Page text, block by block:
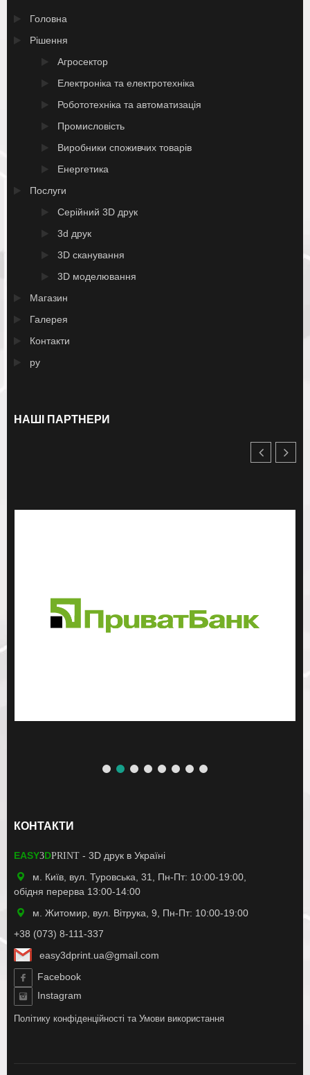
Головна
Рішення
Агросектор
Електроніка та електротехніка
Робототехніка та автоматизація
Промисловість
Виробники споживчих товарів
Енергетика
Послуги
Серійний 3D друк
3d друк
3D сканування
3D моделювання
Магазин
Галерея
Контакти
ру
НАШІ ПАРТНЕРИ
КОНТАКТИ
EASY3DPRINT - 3D друк в Україні
м. Київ, вул. Туровська, 31, Пн-Пт: 10:00-19:00,
обідня перерва 13:00-14:00
м. Житомир, вул. Вітрука, 9, Пн-Пт: 10:00-19:00
+38 (073) 8-111-337
easy3dprint.ua@gmail.com
Facebook
Instagram
Політику конфіденційності та Умови використання